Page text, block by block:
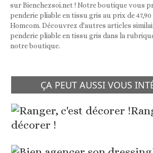
sur Bienchezsoi.net ! Notre boutique vous
penderie pliable en tissu gris au prix de
Homcom. Découvrez d'autres articles
penderie pliable en tissu gris dans la
notre boutique.
ÇA PEUT AUSSI VOUS
décorer !